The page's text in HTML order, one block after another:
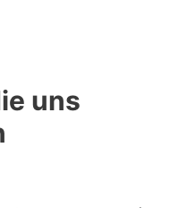
uns